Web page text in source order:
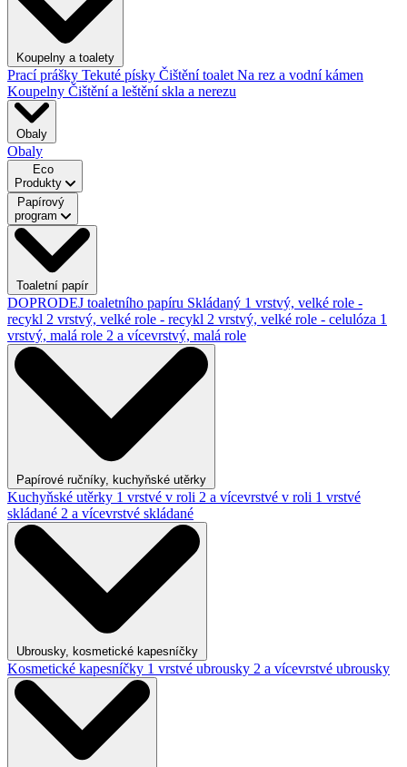
Koupelny a toalety
Prací prášky Tekuté písky Čištění toalet Na rez a vodní kámen
Koupelny Čištění a leštění skla a nerezu
Obaly
Obaly
Eco
Produkty
Papírový
program
Toaletní papír
DOPRODEJ toaletního papíru Skládaný 1 vrstvý, velké role -
recykl 2 vrstvý, velké role - recykl 2 vrstvý, velké role - celulóza 1
vrstvý, malá role 2 a vícevrstvý, malá role
Papírové ručníky, kuchyňské utěrky
Kuchyňské utěrky 1 vrstvé v roli 2 a vícevrstvé v roli 1 vrstvé
skládané 2 a vícevrstvé skládané
Ubrousky, kosmetické kapesníčky
Kosmetické kapesníčky 1 vrstvé ubrousky 2 a vícevrstvé ubrousky